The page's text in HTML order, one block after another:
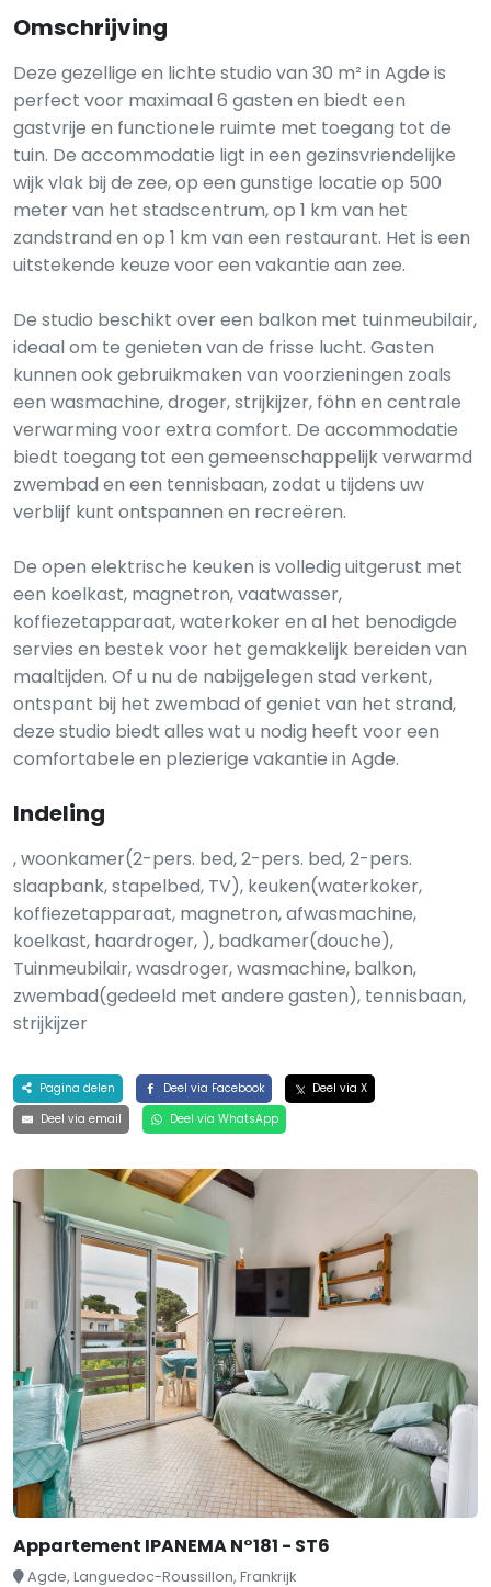
Omschrijving
Deze gezellige en lichte studio van 30 m² in Agde is
perfect voor maximaal 6 gasten en biedt een
gastvrije en functionele ruimte met toegang tot de
tuin. De accommodatie ligt in een gezinsvriendelijke
wijk vlak bij de zee, op een gunstige locatie op 500
meter van het stadscentrum, op 1 km van het
zandstrand en op 1 km van een restaurant. Het is een
uitstekende keuze voor een vakantie aan zee.
De studio beschikt over een balkon met tuinmeubilair,
ideaal om te genieten van de frisse lucht. Gasten
kunnen ook gebruikmaken van voorzieningen zoals
een wasmachine, droger, strijkijzer, föhn en centrale
verwarming voor extra comfort. De accommodatie
biedt toegang tot een gemeenschappelijk verwarmd
zwembad en een tennisbaan, zodat u tijdens uw
verblijf kunt ontspannen en recreëren.
De open elektrische keuken is volledig uitgerust met
een koelkast, magnetron, vaatwasser,
koffiezetapparaat, waterkoker en al het benodigde
servies en bestek voor het gemakkelijk bereiden van
maaltijden. Of u nu de nabijgelegen stad verkent,
ontspant bij het zwembad of geniet van het strand,
deze studio biedt alles wat u nodig heeft voor een
comfortabele en plezierige vakantie in Agde.
Indeling
, woonkamer(2-pers. bed, 2-pers. bed, 2-pers.
slaapbank, stapelbed, TV), keuken(waterkoker,
koffiezetapparaat, magnetron, afwasmachine,
koelkast, haardroger, ), badkamer(douche),
Tuinmeubilair, wasdroger, wasmachine, balkon,
zwembad(gedeeld met andere gasten), tennisbaan,
strijkijzer
Pagina delen Deel via Facebook
Deel via X
Deel via email
Deel via WhatsApp
Appartement IPANEMA N°181 - ST6
Agde, Languedoc-Roussillon, Frankrijk